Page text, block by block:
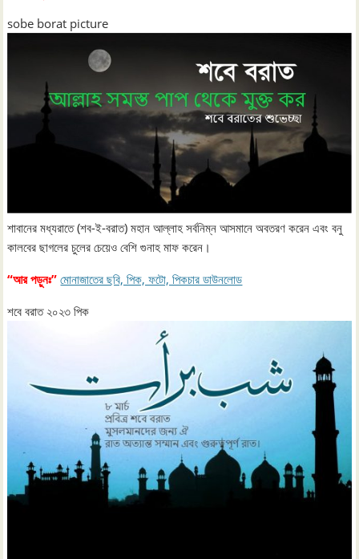
sobe borat picture
শাবানের মধ্যরাতে (শব-ই-বরাত) মহান আল্লাহ সর্বনিম্ন আসমানে অবতরণ করেন এবং বনু
কালবের ছাগলের চুলের চেয়েও বেশি গুনাহ মাফ করেন।
“আর পড়ুনঃ” মোনাজাতের ছবি, পিক, ফটো, পিকচার ডাউনলোড
শবে বরাত ২০২৩ পিক